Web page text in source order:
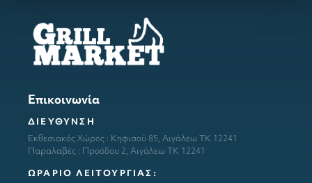
Επικοινωνία
ΔΙΕΥΘΥΝΣΗ
Εκθεσιακός Χώρος : Κηφισού 85, Αιγάλεω ΤΚ 12241
Παραλαβές : Προόδου 2, Αιγάλεω ΤΚ 12241
ΩΡΑΡΙΟ ΛΕΙΤΟΥΡΓΙΑΣ: